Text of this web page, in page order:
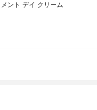
ント デイ クリーム